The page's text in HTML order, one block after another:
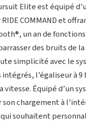
Elite est équipé
COMMAND et
un an de
des bruits de
simplicité avec le
l’égaliseur à
Équipé d’un
chargement à
souhaitent